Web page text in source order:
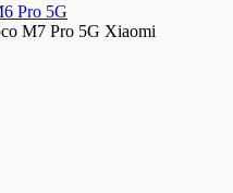
Pro 5G
M7 Pro 5G Xiaomi